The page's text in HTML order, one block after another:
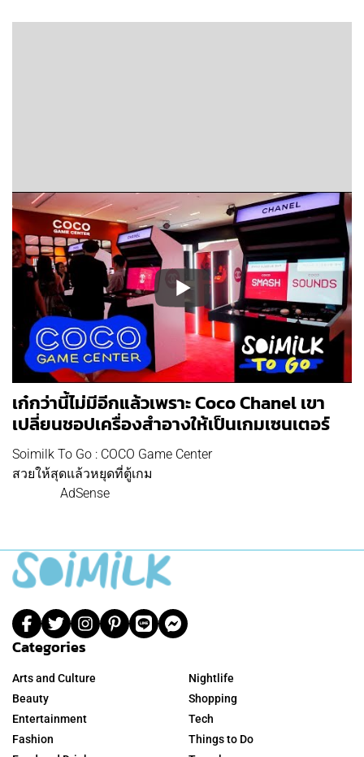
เก๋กว่านี้ไม่มีอีกแล้วเพราะ Coco Chanel เขา
เปลี่ยนชอปเครื่องสำอางให้เป็นเกมเซนเตอร์
Soimilk To Go : COCO Game Center
สวยให้สุดแล้วหยุดที่ตู้เกม
AdSense
Categories
Arts and Culture
Beauty
Entertainment
Fashion
Nightlife
Shopping
Tech
Things to Do